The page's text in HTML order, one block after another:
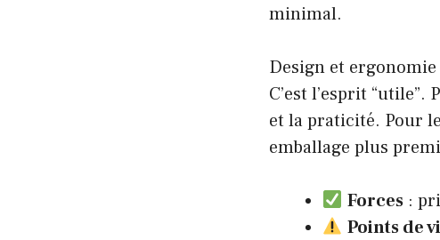
minimal.
Design et
C’est l’esprit
et la praticité. Pour
emballage plus
Forces:
Points de